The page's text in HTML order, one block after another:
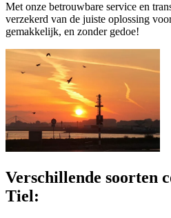
Met onze betrouwbare service en
verzekerd van de juiste oplossing
gemakkelijk, en zonder gedoe!
Verschillende soorten
Tiel: